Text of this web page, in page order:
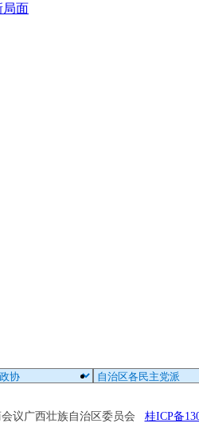
局面
议广西壮族自治区委员会 桂ICP备